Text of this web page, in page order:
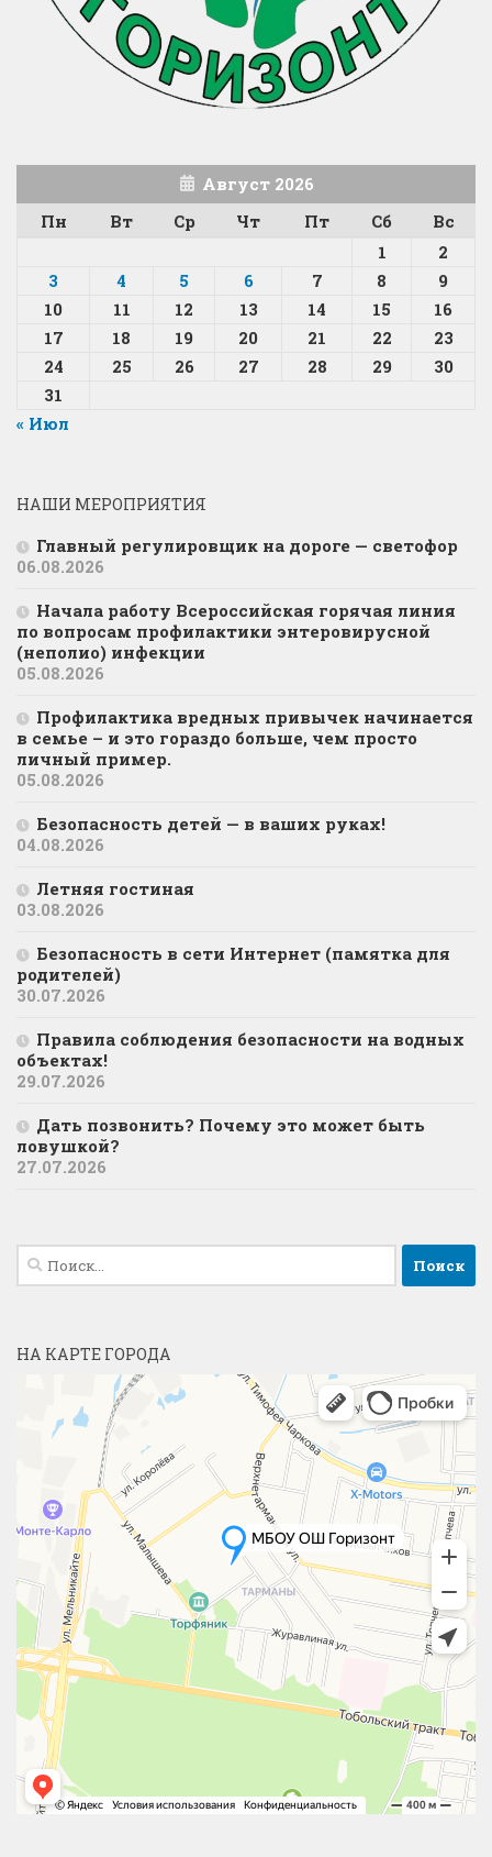
Август 2026
Пн
Вт Ср Чт Пт Сб
Вс
1
2
3
4 5 6 7 8
9
10
11 12 13 14 15
16
17
18 19 20 21 22
23
24
25 26 27 28 29
30
31
« Июл
НАШИ МЕРОПРИЯТИЯ
Главный регулировщик на дороге — светофор
06.08.2026
Начала работу Всероссийская горячая линия
по вопросам профилактики энтеровирусной
(неполио) инфекции
05.08.2026
Профилактика вредных привычек начинается
в семье – и это гораздо больше, чем просто
личный пример.
05.08.2026
Безопасность детей — в ваших руках!
04.08.2026
Летняя гостиная
03.08.2026
Безопасность в сети Интернет (памятка для
родителей)
30.07.2026
Правила соблюдения безопасности на водных
объектах!
29.07.2026
Дать позвонить? Почему это может быть
ловушкой?
27.07.2026
Найти:
НА КАРТЕ ГОРОДА